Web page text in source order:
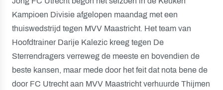
Kampioen Divisie afgelopen maandag met een
thuiswedstrijd tegen MVV Maastricht. Het team van
Hoofdtrainer Darije Kalezic kreeg tegen De
Sterrendragers verreweg de meeste en bovendien de
beste kansen, maar mede door het feit dat nota bene de
door FC Utrecht aan MVV Maastricht verhuurde Thijmen